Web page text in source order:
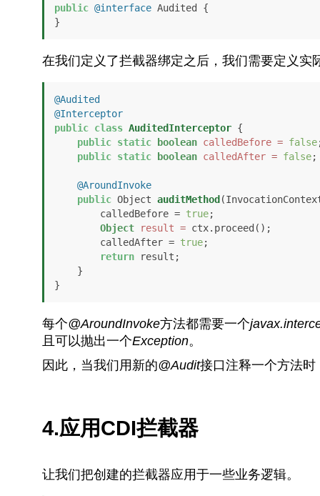
public @interface Audited {
}
在我们定义了拦截器绑定之后，我们需要定义实
@Audited
@Interceptor
public class AuditedInterceptor {
public static boolean calledBefore = false
public static boolean calledAfter = false;
@AroundInvoke
public Object auditMethod
        calledBefore =
true;
Object
result = ctx.proceed();
        calledAfter =
true;
return result;
}
每个@AroundInvoke方法都需要一个
且可以抛出一个Exception。
因此，当我们用新的@Audit接口注释一个方法时
4.应用CDI拦截器
让我们把创建的拦截器应用于一些业务逻辑。